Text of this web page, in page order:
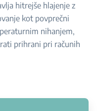
hitrejše hlajenje z
kot povprečni
nihanjem,
prihrani pri računih